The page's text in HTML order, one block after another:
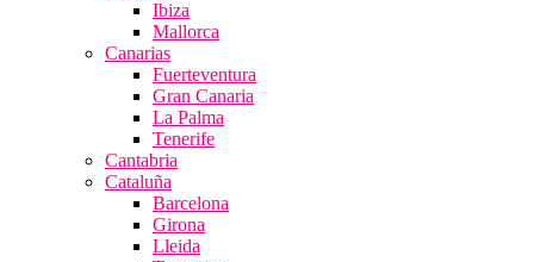
Ibiza
Mallorca
Canarias
Fuerteventura
Gran Canaria
La Palma
Tenerife
Cantabria
Cataluña
Barcelona
Girona
Lleida